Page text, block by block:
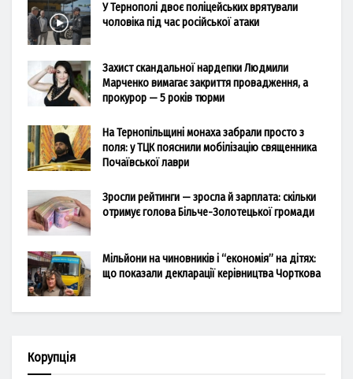
У Тернополі двоє поліцейських врятували
чоловіка під час російської атаки
Захист скандальної нардепки Людмили
Марченко вимагає закриття провадження, а
прокурор — 5 років тюрми
На Тернопільщині монаха забрали просто з
поля: у ТЦК пояснили мобілізацію священника
Почаївської лаври
Зросли рейтинги — зросла й зарплата: скільки
отримує голова Більче-Золотецької громади
Мільйони на чиновників і “економія” на дітях:
що показали декларації керівництва Чорткова
Корупція